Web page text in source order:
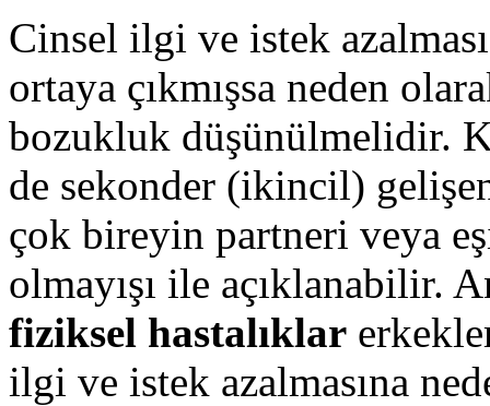
Cinsel ilgi ve istek
ortaya çıkmışsa neden
bozukluk düşünülmelidir.
de sekonder (ikincil)
çok bireyin partneri veya
olmayışı ile açıklanabilir.
fiziksel hastalıklar
ilgi ve istek azalmasına